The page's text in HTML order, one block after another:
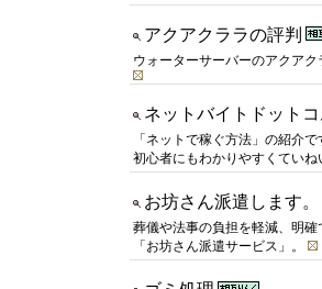
アクアクララの評判
ウォーターサーバーのアクア
ネットバイトドットコ
「ネットで稼ぐ方法」の紹介で
初心者にもわかりやすくていね
お坊さん派遣します。
葬儀や法事の負担を軽減、明
「お坊さん派遣サービス」。